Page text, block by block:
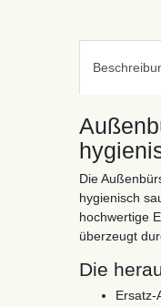
Die
hygienisch
hochwertige
überzeugt
Die
Ersatz-